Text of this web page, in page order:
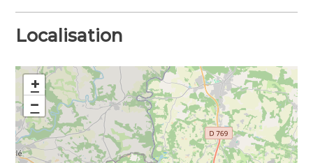
Localisation
+
−